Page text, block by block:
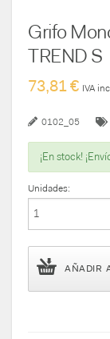
Grifo
TREND S
73,81 € IVA
0102_05
¡En stock!
Unidades:
AÑADIR